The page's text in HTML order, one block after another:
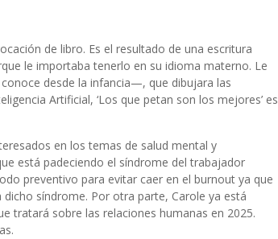
de libro. Es el resultado de una escritura
le importaba tenerlo en su idioma materno. Le
desde la infancia—, que dibujara las
Artificial, ‘Los que petan son los mejores’ es
en los temas de salud mental y
está padeciendo el síndrome del trabajador
preventivo para evitar caer en el burnout ya que
síndrome. Por otra parte, Carole ya está
sobre las relaciones humanas en 2025.